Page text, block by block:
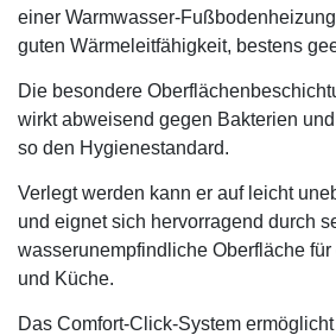
einer Warmwasser-
guten Wärmeleitfähigkeit, bestens
Die besondere
wirkt abweisend gegen Bakterien
so den Hygienestandard.
Verlegt werden kann er auf leicht
und eignet sich hervorragend durch
wasserunempfindliche Oberfläche
und Küche.
Das Comfort-Click-System